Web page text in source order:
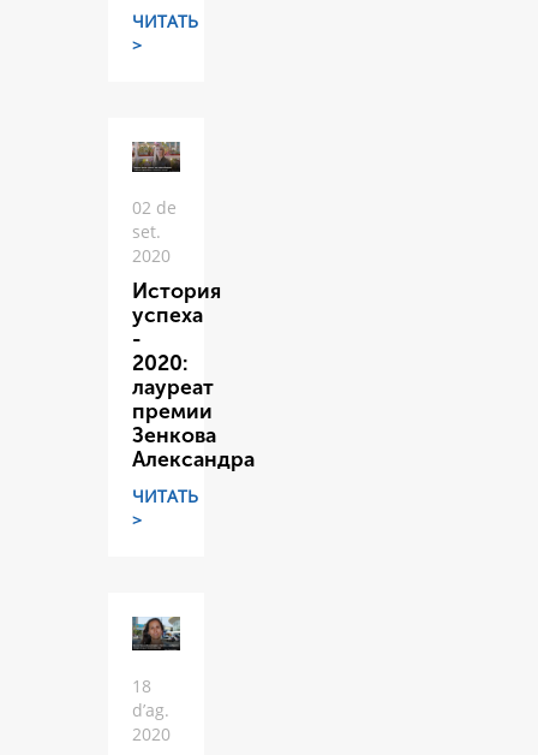
ЧИТАТЬ
>
02 de
set.
2020
История
успеха
-
2020:
лауреат
премии
Зенкова
Александра
ЧИТАТЬ
>
18
d’ag.
2020